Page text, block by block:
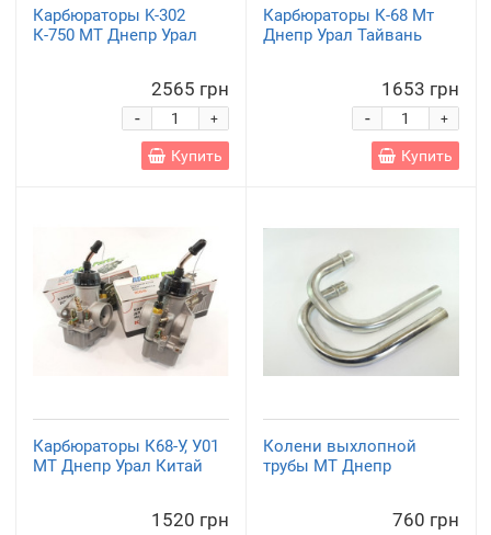
Карбюраторы K-302
К-750 МТ Днепр Урал
2565 грн
+
-
Купить
Карбюраторы К-68 Мт
Днепр Урал Тайвань
1653 грн
+
-
Купить
Карбюраторы К68-У, У01
МТ Днепр Урал Китай
1520 грн
Колени выхлопной
трубы МТ Днепр
760 грн